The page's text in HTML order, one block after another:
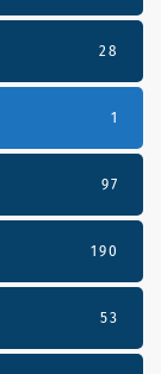
28
1
97
190
53